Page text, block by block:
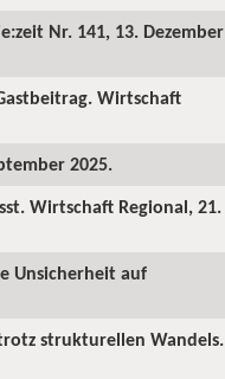
Nr. 141, 13. Dezember
Wirtschaft
2025.
Wirtschaft Regional, 21.
Unsicherheit auf
strukturellen Wandels.